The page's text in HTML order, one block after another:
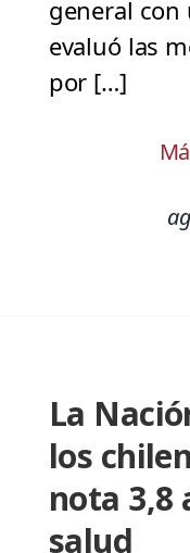
general
evaluó las
por […]
La
los
nota 3,8
salud